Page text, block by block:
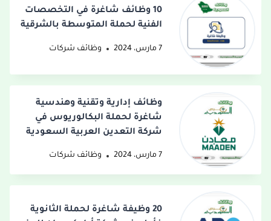
10 وظائف شاغرة في التخصصات
الفنية لحملة المتوسطة بالشرقية
7 مارس، 2024 وظائف شركات
وظائف إدارية وتقنية وهندسية
شاغرة لحملة البكالوريوس في
شركة التعدين العربية السعودية
7 مارس، 2024 وظائف شركات
20 وظيفة شاغرة لحملة الثانوية